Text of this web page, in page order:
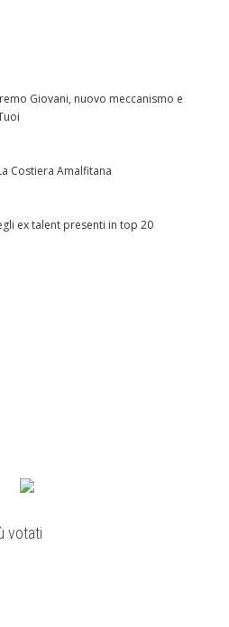
Giovani, nuovo meccanismo e
Costiera Amalfitana
ex talent presenti in top 20
votati